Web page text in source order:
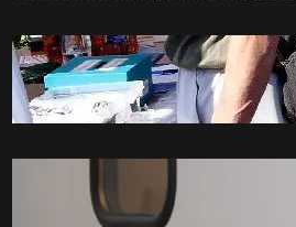
Studenti u
građanima po
avgusta –
avgust 7, 2026